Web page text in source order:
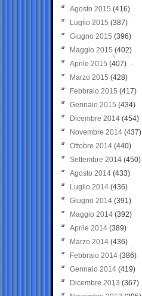
Agosto 2015 (416)
Luglio 2015 (387)
Giugno 2015 (396)
Maggio 2015 (402)
Aprile 2015 (407)
Marzo 2015 (428)
Febbraio 2015 (417)
Gennaio 2015 (434)
Dicembre 2014 (454)
Novembre 2014 (437)
Ottobre 2014 (440)
Settembre 2014 (450)
Agosto 2014 (433)
Luglio 2014 (436)
Giugno 2014 (391)
Maggio 2014 (392)
Aprile 2014 (389)
Marzo 2014 (436)
Febbraio 2014 (386)
Gennaio 2014 (419)
Dicembre 2013 (367)